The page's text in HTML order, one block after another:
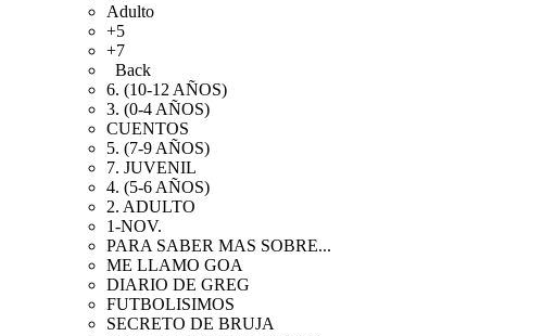
Adulto
+5
+7
Back
6. (10-12 AÑOS)
3. (0-4 AÑOS)
CUENTOS
5. (7-9 AÑOS)
7. JUVENIL
4. (5-6 AÑOS)
2. ADULTO
1-NOV.
PARA SABER MAS SOBRE...
ME LLAMO GOA
DIARIO DE GREG
FUTBOLISIMOS
SECRETO DE BRUJA